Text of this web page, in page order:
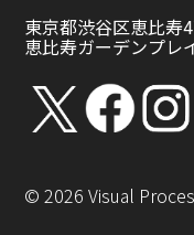
東京都渋谷区恵比寿
恵比寿ガーデンプレ
©2026 Visual